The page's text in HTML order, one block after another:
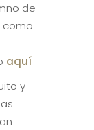
de
como
aquí
y